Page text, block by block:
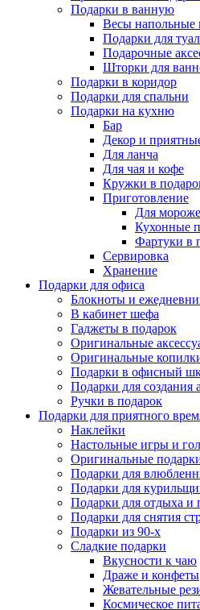
Подарки в ванную
Весы напольные
Подарки для
Подарочные
Шторки для
Подарки в коридор
Подарки для спальни
Подарки на кухню
Бар
Декор и
Для ланча
Для чая и кофе
Кружки в
Приготовление
Для
Кухонные
Фартуки в
Сервировка
Хранение
Подарки для офиса
Блокноты и
В кабинет шефа
Гаджеты в подарок
Оригинальные
Оригинальные
Подарки в офисный
Подарки для создания
Ручки в подарок
Подарки для приятного
Наклейки
Настольные игры и
Оригинальные
Подарки для
Подарки для
Подарки для отдыха и
Подарки для снятия
Подарки из 90-х
Сладкие подарки
Вкусности к чаю
Драже и конфеты
Жевательные
Космическое